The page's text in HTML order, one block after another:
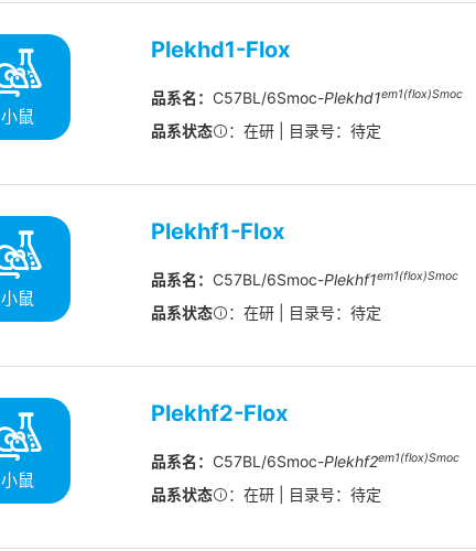
小鼠
Plekhd1-Flox
品系名： C57BL/6Smoc-Plekhd1em1(flox)Smoc
品系状态 ：在研 | 目录号：待定
小鼠
Plekhf1-Flox
品系名： C57BL/6Smoc-Plekhf1em1(flox)Smoc
品系状态 ：在研 | 目录号：待定
小鼠
Plekhf2-Flox
品系名： C57BL/6Smoc-Plekhf2em1(flox)Smoc
品系状态 ：在研 | 目录号：待定